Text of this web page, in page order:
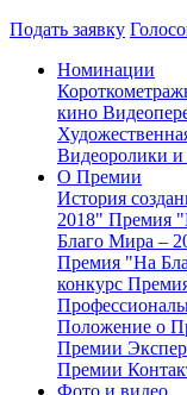
Подать заявку
Номинации
кино
Видеоролики
О Премии
История
2018" Премия
Благо Мира –
Премия "На
конкурс
Положение о
Премии
Премии
Фото и видео